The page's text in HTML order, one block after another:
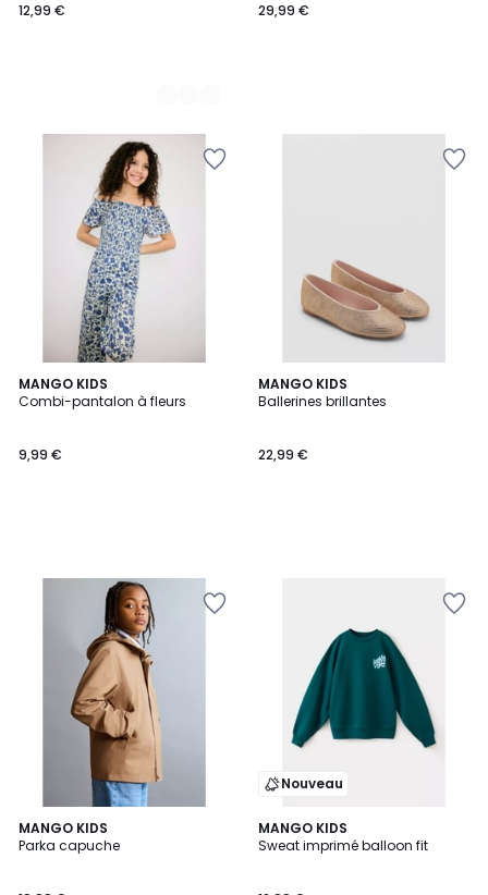
12,99 € 29,99 €
MANGO KIDS
Combi-pantalon à fleurs
9,99 €
MANGO KIDS
Ballerines brillantes
22,99 €
MANGO KIDS
Parka capuche
Nouveau
MANGO KIDS
Sweat imprimé balloon fit